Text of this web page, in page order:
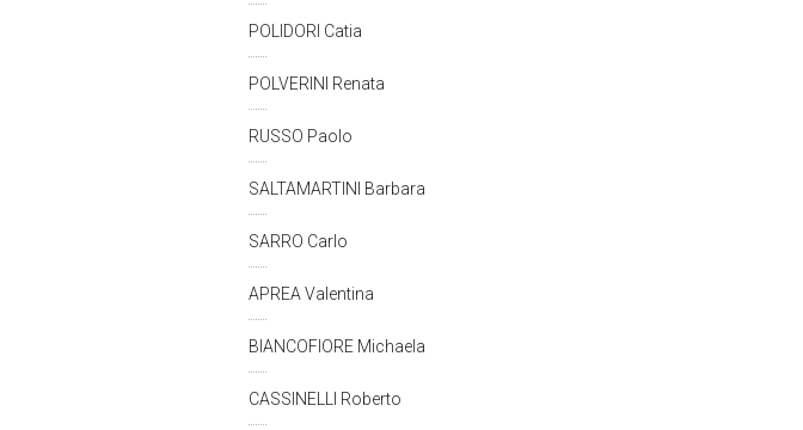
POLIDORI Catia
POLVERINI Renata
RUSSO Paolo
SALTAMARTINI Barbara
SARRO Carlo
APREA Valentina
BIANCOFIORE Michaela
CASSINELLI Roberto